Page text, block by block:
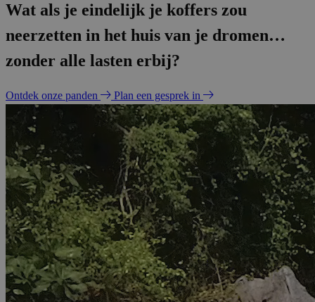
Wat als je eindelijk je koffers zou
neerzetten in het huis van je dromen…
zonder alle lasten erbij?
Ontdek onze panden Plan een gesprek in